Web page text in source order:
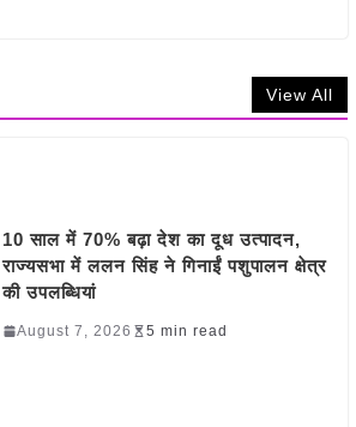
View All
10 साल में 70% बढ़ा देश का दूध उत्पादन,
राज्यसभा में ललन सिंह ने गिनाईं पशुपालन क्षेत्र
की उपलब्धियां
August 7, 2026 5 min read